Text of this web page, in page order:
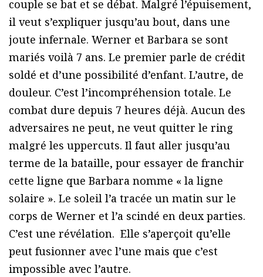
couple se bat et se débat. Malgré l’épuisement,
il veut s’expliquer jusqu’au bout, dans une
joute infernale. Werner et Barbara se sont
mariés voilà 7 ans. Le premier parle de crédit
soldé et d’une possibilité d’enfant. L’autre, de
douleur. C’est l’incompréhension totale. Le
combat dure depuis 7 heures déjà. Aucun des
adversaires ne peut, ne veut quitter le ring
malgré les uppercuts. Il faut aller jusqu’au
terme de la bataille, pour essayer de franchir
cette ligne que Barbara nomme « la ligne
solaire ». Le soleil l’a tracée un matin sur le
corps de Werner et l’a scindé en deux parties.
C’est une révélation. Elle s’aperçoit qu’elle
peut fusionner avec l’une mais que c’est
impossible avec l’autre.